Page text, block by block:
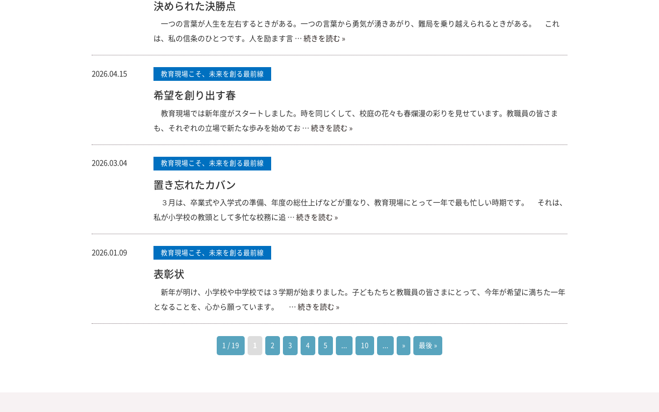
決められた決勝点
一つの言葉が人生を左右するときがある。一つの言葉から勇気が湧きあがり、難局を乗り越えられるときがある。 これ
は、私の信条のひとつです。人を励ます言 …続きを読む »
2026.04.15 教育現場こそ、未来を創る最前線
希望を創り出す春
教育現場では新年度がスタートしました。時を同じくして、校庭の花々も春爛漫の彩りを見せています。教職員の皆さま
も、それぞれの立場で新たな歩みを始めてお …続きを読む »
2026.03.04 教育現場こそ、未来を創る最前線
置き忘れたカバン
３月は、卒業式や入学式の準備、年度の総仕上げなどが重なり、教育現場にとって一年で最も忙しい時期です。 それは、
私が小学校の教頭として多忙な校務に追 …続きを読む »
2026.01.09 教育現場こそ、未来を創る最前線
表彰状
新年が明け、小学校や中学校では３学期が始まりました。子どもたちと教職員の皆さまにとって、今年が希望に満ちた一年
となることを、心から願っています。 …続きを読む »
1 / 19 1 2 3 4 5 10 » 最後 »